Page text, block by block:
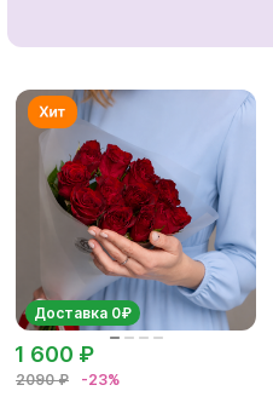
Доставка 0₽
2090 ₽ -23%
1 600 ₽